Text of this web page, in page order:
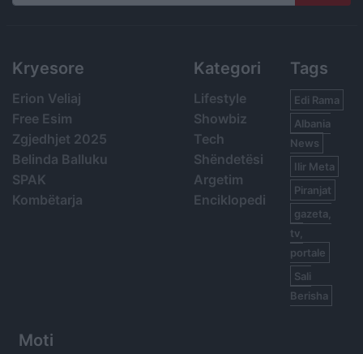
Search
Kryesore
Erion Veliaj
Free Esim
Zgjedhjet 2025
Belinda Balluku
SPAK
Kombëtarja
Kategori
Lifestyle
Showbiz
Tech
Shëndetësi
Argetim
Enciklopedi
Tags
Edi Rama
Albania
News
Ilir Meta
Piranjat
gazeta,
tv,
portale
Sali
Berisha
Moti